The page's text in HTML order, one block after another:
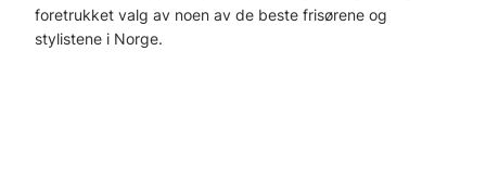
foretrukket valg av noen av de beste frisørene og
stylistene i Norge.